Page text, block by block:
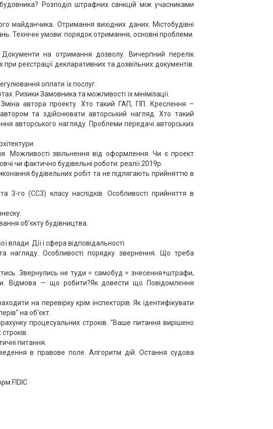
Розподіл штрафних санкцій між учасниками
майданчика. Отримання вихідних даних. Містобудівні
Технічні умови: порядок отримання, основні проблеми.
Документи на отримання дозволу. Вичерпний перелік
реєстрації декларативних та дозвільних документів.
оплати їх послуг.
Ризики Замовника та можливості їх мінімізації.
автора проекту. Хто такий ГАП, ГІП. Креслення –
та здійснювати авторський нагляд. Хто такий
авторського нагляду. Проблеми передачі авторських
Можливості звільнення від оформлення. Чи є проект
чи фактично будівельні роботи: реалії 2019р.
будівельних робіт та не підлягають прийняттю в
3-го (СС3) класу наслідків. Особливості прийняття в
об’єкту будівництва.
Дії і сфера відповідальності.
нагляду. Особливості порядку звернення. Що треба
Звернулись не туди = самобуд = знесення+штрафи,
Вiдмова — що робити?Як довести що Повідомлення
на перевiрку крiм iнспекторiв. Як iдентифiкувати
на об'єкт.
процесуальних строкiв. "Ваше питання вирiшено
питання.
в правове поле. Алгоритм дій. Остання судова
FIDIC